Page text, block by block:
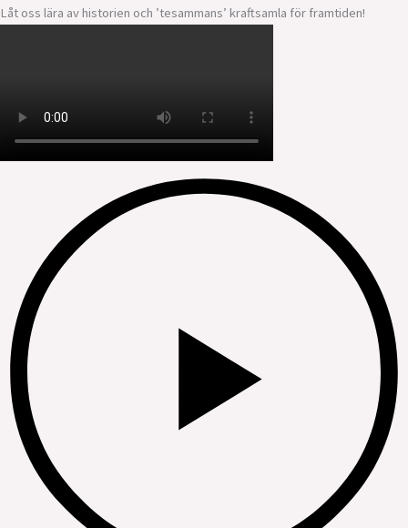
Låt oss lära av historien och ’tesammans’ kraftsamla för framtiden!